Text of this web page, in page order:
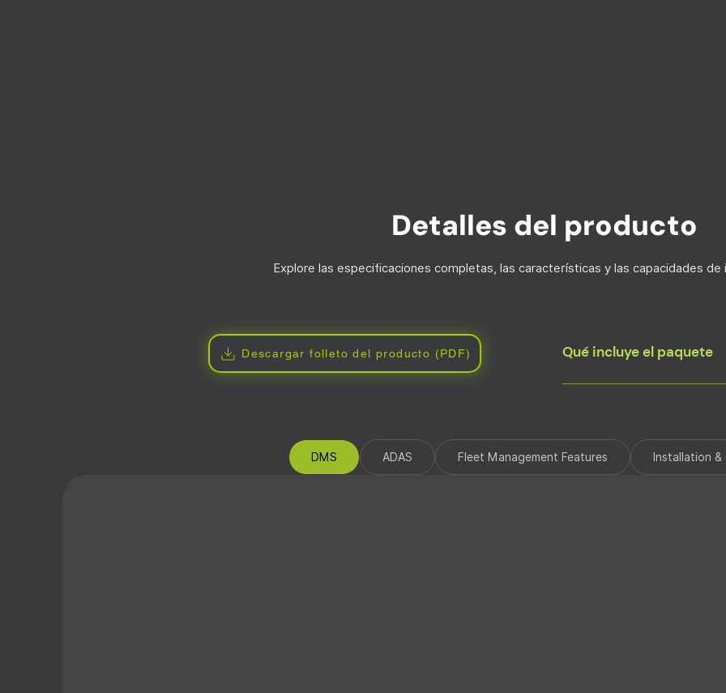
Detalles del producto
Explore las especificaciones completas, las características y las capacidades de
Descargar folleto del producto (PDF) Qué incluye el paquete
DMS ADAS Fleet Management Features Installation &